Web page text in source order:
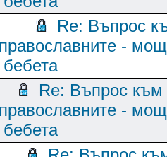
Re: Въпрос
-
Re: Въпрос към
-